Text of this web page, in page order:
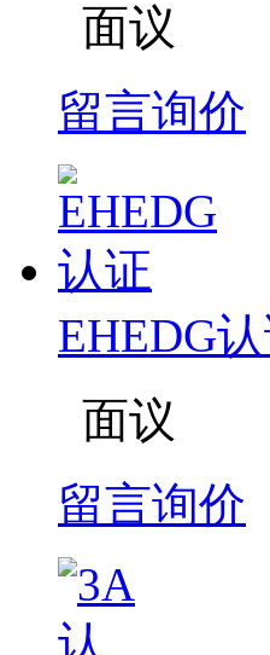
面议
留言询价
EHEDG
面议
留言询价